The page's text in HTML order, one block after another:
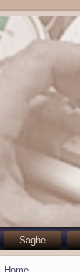
Saghe